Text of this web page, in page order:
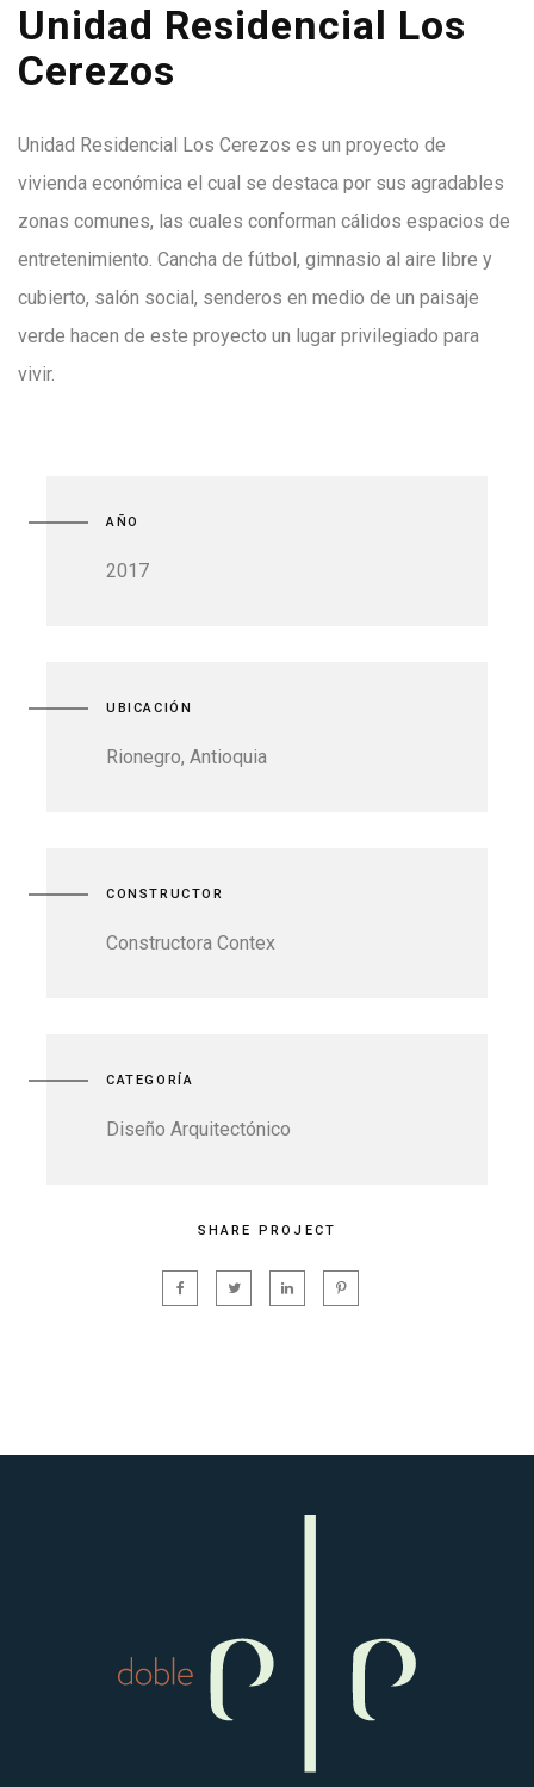
Unidad Residencial Los
Cerezos
Unidad Residencial Los Cerezos es un proyecto de
vivienda económica el cual se destaca por sus agradables
zonas comunes, las cuales conforman cálidos espacios de
entretenimiento. Cancha de fútbol, gimnasio al aire libre y
cubierto, salón social, senderos en medio de un paisaje
verde hacen de este proyecto un lugar privilegiado para
vivir.
AÑO
2017
UBICACIÓN
Rionegro, Antioquia
CONSTRUCTOR
Constructora Contex
CATEGORÍA
Diseño Arquitectónico
SHARE PROJECT